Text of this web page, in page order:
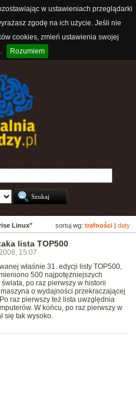
w ustawieniach przeglądarki
zgodę na ich użycie. Jeśli nie
cookies, zmień ustawienia swojej
Rozumiem
sortuj wg: trafności daty
Linux"
lista TOP500
15:07
właśnie 31. edycji listy TOP500,
500 najpotężniejszych
świata, po raz pierwszy w historii
maszyna o wydajności przekraczającej
raz pierwszy też lista uwzględnia
W końcu, po raz pierwszy w
się tak wysoko.